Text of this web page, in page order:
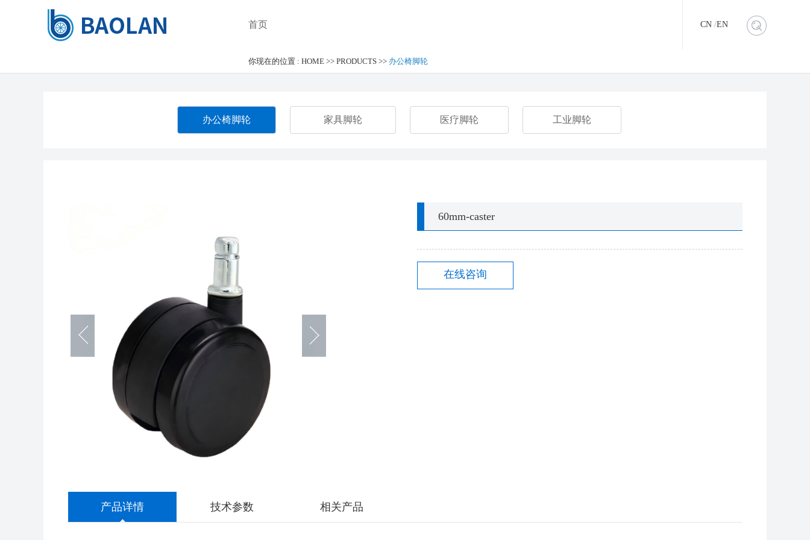
首页 CN /EN
你现在的位置 : HOME >> PRODUCTS >> 办公椅脚轮
办公椅脚轮 家具脚轮 医疗脚轮 工业脚轮
60mm-caster
在线咨询
产品详情 技术参数 相关产品